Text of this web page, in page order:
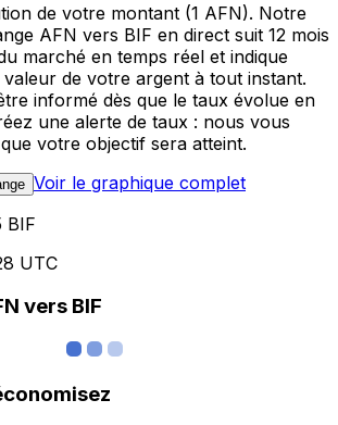
de votre montant (1 AFN). Notre
AFN vers BIF en direct suit 12 mois
marché en temps réel et indique
de votre argent à tout instant.
informé dès que le taux évolue en
une alerte de taux : nous vous
votre objectif sera atteint.
Voir le graphique complet
BIF
UTC
vers BIF